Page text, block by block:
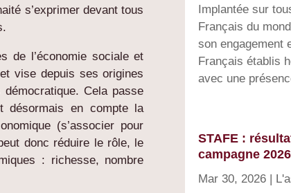
s’exprimer devant tous
de l’économie sociale et
vise depuis ses origines
Cela passe
en compte la
(s’associer pour
donc réduire le rôle, le
: richesse, nombre
Implantée sur
Français du
son engagement
Français établis
avec une
STAFE :
campagne 2026
Mar 30, 2026|